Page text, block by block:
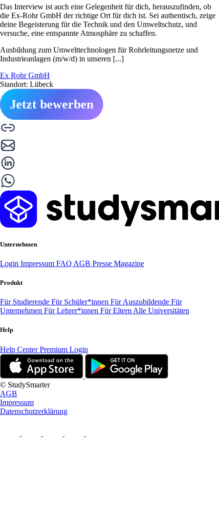
Das Interview ist auch eine Gelegenheit für dich, herauszufinden, ob
die Ex-Rohr GmbH der richtige Ort für dich ist. Sei authentisch, zeige
deine Begeisterung für die Technik und den Umweltschutz, und
versuche, eine entspannte Atmosphäre zu schaffen.
Ausbildung zum Umwelttechnologen für Rohrleitungsnetze und
Industrieanlagen (m/w/d) in unseren [...]
Ex Rohr GmbH
Standort: Lübeck
Jetzt bewerben
Unternehmen
Login Impressum FAQ AGB Presse Magazine
Produkt
Für Studierende Für Schüler*innen Für Auszubildende Für
Unternehmen Für Lehrer*innen Für Eltern Alle Universitäten
Help
Help CenterPremium Login
© StudySmarter
AGB
Impressum
Datenschutzerklärung